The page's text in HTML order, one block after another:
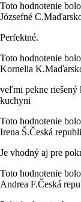
Toto hodnotenie
Józsefné C.
Perfektné.
Toto hodnotenie
Kornelia K.
veľmi pekne riešený
kuchyni
Toto hodnotenie
Irena Š.Česká
Je vhodný aj pre
Toto hodnotenie
Andrea F.Česká